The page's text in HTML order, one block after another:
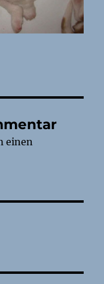
einen